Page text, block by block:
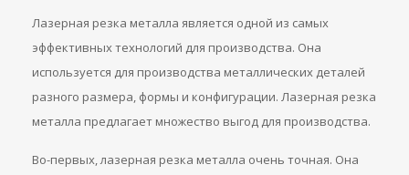
Лазерная резка металла является одной из самых
эффективных технологий для производства. Она
используется для производства металлических деталей
разного размера, формы и конфигурации. Лазерная резка
металла предлагает множество выгод для производства.
Во-первых, лазерная резка металла очень точная. Она